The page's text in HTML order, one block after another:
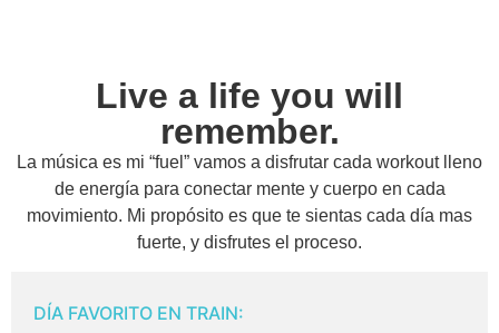
Live a life you will
remember.
La música es mi “fuel” vamos a disfrutar cada workout lleno
de energía para conectar mente y cuerpo en cada
movimiento. Mi propósito es que te sientas cada día mas
fuerte, y disfrutes el proceso.
DÍA FAVORITO EN TRAIN: